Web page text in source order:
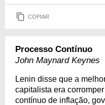
COPIAR
Processo Contínuo
John Maynard Keynes
Lenin disse que a
capitalista era
contínuo de inflação,